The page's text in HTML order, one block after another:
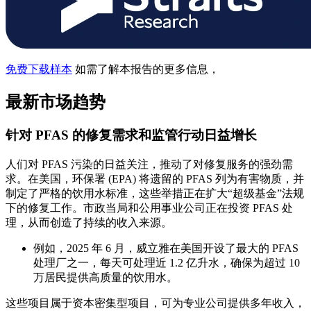
免费下载样本 如需了解本报告的更多信息，
最新市场趋势
针对 PFAS 的修复需求和监管行动日益增长
人们对 PFAS 污染的日益关注，推动了对修复服务的强劲需
求。在美国，环保署 (EPA) 将遗留的 PFAS 列为有害物质，并
制定了严格的饮用水标准，这些举措正在扩大“超级基金”法规
下的修复工作。市政当局和公用事业公司正在投资 PFAS 处
理，从而创造了持续的收入来源。
例如，2025 年 6 月，威立雅在美国开设了最大的 PFAS
处理厂之一，每天可处理近 1.2 亿升水，确保为超过 10
万居民提供高质量的饮用水。
这些项目属于资本密集型项目，可为专业公司提供多年收入，